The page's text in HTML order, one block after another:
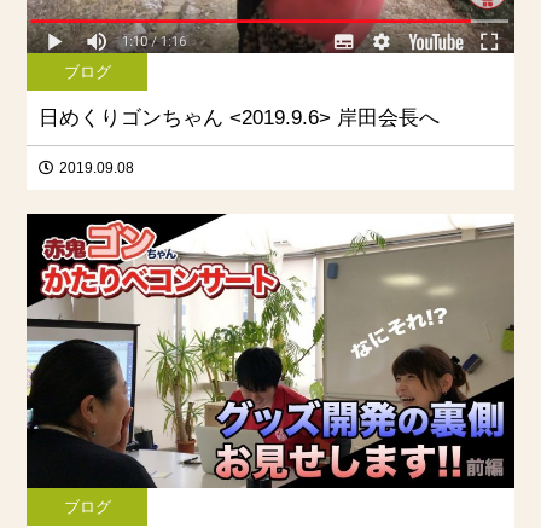
ブログ
日めくりゴンちゃん <2019.9.6> 岸田会長へ
2019.09.08
ブログ